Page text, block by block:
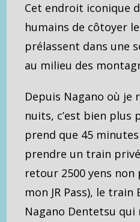
Cet endroit iconique
humains de côtoyer
prélassent dans une
au milieu des
Depuis Nagano où je
nuits, c’est bien plus
prend que 45
prendre un train
retour 2500 yens
mon JR Pass), le train
Nagano Dentetsu qui